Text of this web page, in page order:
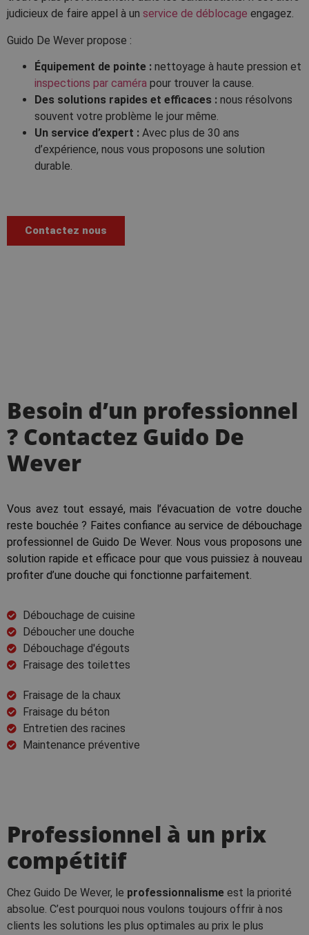
judicieux de faire appel à un service de déblocage engagez.
Guido De Wever propose :
Équipement de pointe : nettoyage à haute pression et
inspections par caméra pour trouver la cause.
Des solutions rapides et efficaces : nous résolvons
souvent votre problème le jour même.
Un service d’expert : Avec plus de 30 ans
d’expérience, nous vous proposons une solution
durable.
Contactez nous
Besoin d’un professionnel
? Contactez Guido De
Wever
Vous avez tout essayé, mais l’évacuation de votre douche
reste bouchée ? Faites confiance au service de débouchage
professionnel de Guido De Wever. Nous vous proposons une
solution rapide et efficace pour que vous puissiez à nouveau
profiter d’une douche qui fonctionne parfaitement.
Débouchage de cuisine
Déboucher une douche
Débouchage d'égouts
Fraisage des toilettes
Fraisage de la chaux
Fraisage du béton
Entretien des racines
Maintenance préventive
Professionnel à un prix
compétitif
Chez Guido De Wever, le professionnalisme est la priorité
absolue. C’est pourquoi nous voulons toujours offrir à nos
clients les solutions les plus optimales au prix le plus